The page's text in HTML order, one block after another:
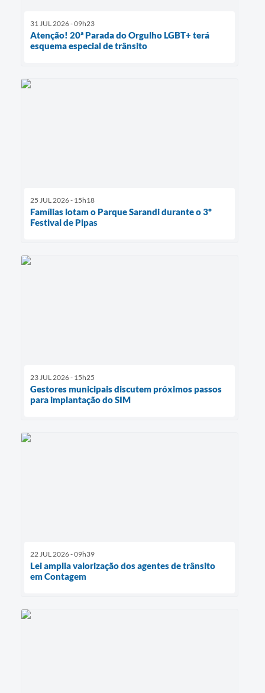
31 JUL 2026 - 09h23
Atenção! 20ª Parada do Orgulho LGBT+ terá
esquema especial de trânsito
25 JUL 2026 - 15h18
Famílias lotam o Parque Sarandi durante o 3º
Festival de Pipas
23 JUL 2026 - 15h25
Gestores municipais discutem próximos passos
para implantação do SIM
22 JUL 2026 - 09h39
Lei amplia valorização dos agentes de trânsito
em Contagem